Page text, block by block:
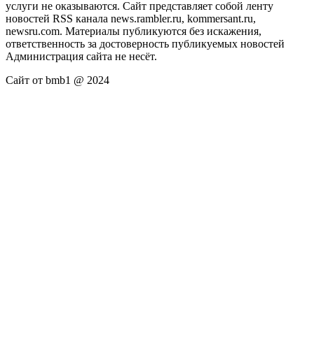
услуги не оказываются. Сайт представляет собой ленту
новостей RSS канала news.rambler.ru, kommersant.ru,
newsru.com. Материалы публикуются без искажения,
ответственность за достоверность публикуемых новостей
Администрация сайта не несёт.
Сайт от bmb1 @ 2024